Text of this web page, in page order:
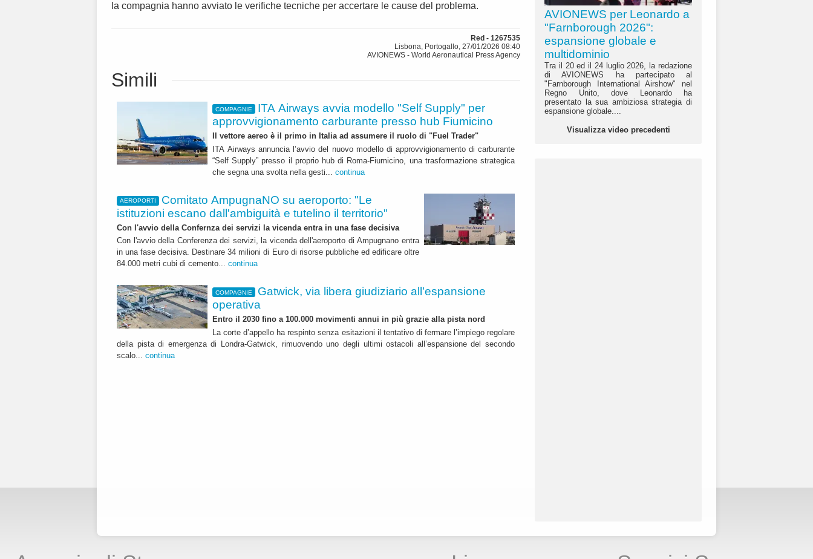
la compagnia hanno avviato le verifiche tecniche per accertare le cause del problema.
Red - 1267535
Lisbona, Portogallo, 27/01/2026 08:40
AVIONEWS - World Aeronautical Press Agency
Simili
COMPAGNIE
ITA Airways avvia modello "Self Supply" per
approvvigionamento carburante presso hub Fiumicino
Il vettore aereo è il primo in Italia ad assumere il ruolo di "Fuel Trader"
ITA Airways annuncia l’avvio del nuovo modello di approvvigionamento di carburante
“Self Supply” presso il proprio hub di Roma-Fiumicino, una trasformazione strategica
che segna una svolta nella gesti... continua
AEROPORTI
Comitato AmpugnaNO su aeroporto: "Le
istituzioni escano dall'ambiguità e tutelino il territorio"
Con l'avvio della Confernza dei servizi la vicenda entra in una fase decisiva
Con l'avvio della Conferenza dei servizi, la vicenda dell'aeroporto di Ampugnano entra
in una fase decisiva. Destinare 34 milioni di Euro di risorse pubbliche ed edificare oltre
84.000 metri cubi di cemento... continua
COMPAGNIE
Gatwick, via libera giudiziario all’espansione
operativa
Entro il 2030 fino a 100.000 movimenti annui in più grazie alla pista nord
La corte d’appello ha respinto senza esitazioni il tentativo di fermare l’impiego regolare
della pista di emergenza di Londra-Gatwick, rimuovendo uno degli ultimi ostacoli all’espansione del secondo
scalo... continua
AVIONEWS per Leonardo a
"Farnborough 2026":
espansione globale e
multidominio
Tra il 20 ed il 24 luglio 2026, la redazione
di AVIONEWS ha partecipato al
"Farnborough International Airshow" nel
Regno Unito, dove Leonardo ha
presentato la sua ambiziosa strategia di
espansione globale....
Visualizza video precedenti